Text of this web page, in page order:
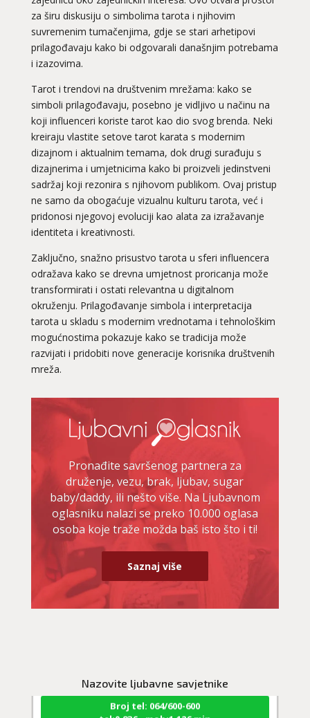
za širu diskusiju o simbolima tarota i njihovim
suvremenim tumačenjima, gdje se stari arhetipovi
prilagođavaju kako bi odgovarali današnjim potrebama
i izazovima.
Tarot i trendovi na društvenim mrežama: kako se
simboli prilagođavaju, posebno je vidljivo u načinu na
koji influenceri koriste tarot kao dio svog brenda. Neki
kreiraju vlastite setove tarot karata s modernim
dizajnom i aktualnim temama, dok drugi surađuju s
dizajnerima i umjetnicima kako bi proizveli jedinstveni
sadržaj koji rezonira s njihovom publikom. Ovaj pristup
ne samo da obogaćuje vizualnu kulturu tarota, već i
pridonosi njegovoj evoluciji kao alata za izražavanje
identiteta i kreativnosti.
Zaključno, snažno prisustvo tarota u sferi influencera
odražava kako se drevna umjetnost proricanja može
transformirati i ostati relevantna u digitalnom
okruženju. Prilagođavanje simbola i interpretacija
tarota u skladu s modernim vrednotama i tehnološkim
mogućnostima pokazuje kako se tradicija može
razvijati i pridobiti nove generacije korisnika društvenih
mreža.
Pronađite savršenog partnera za
druženje, vezu, brak, ljubav, sugar
baby/daddy, ili nešto više. Na Ljubavnom
oglasniku nalazi se preko 10.000 oglasa
osoba koje traže možda baš isto što i ti!
Saznaj više
Nazovite ljubavne savjetnike
Broj tel: 064/600-600
tel:0,93€ - mob:1,12€ min